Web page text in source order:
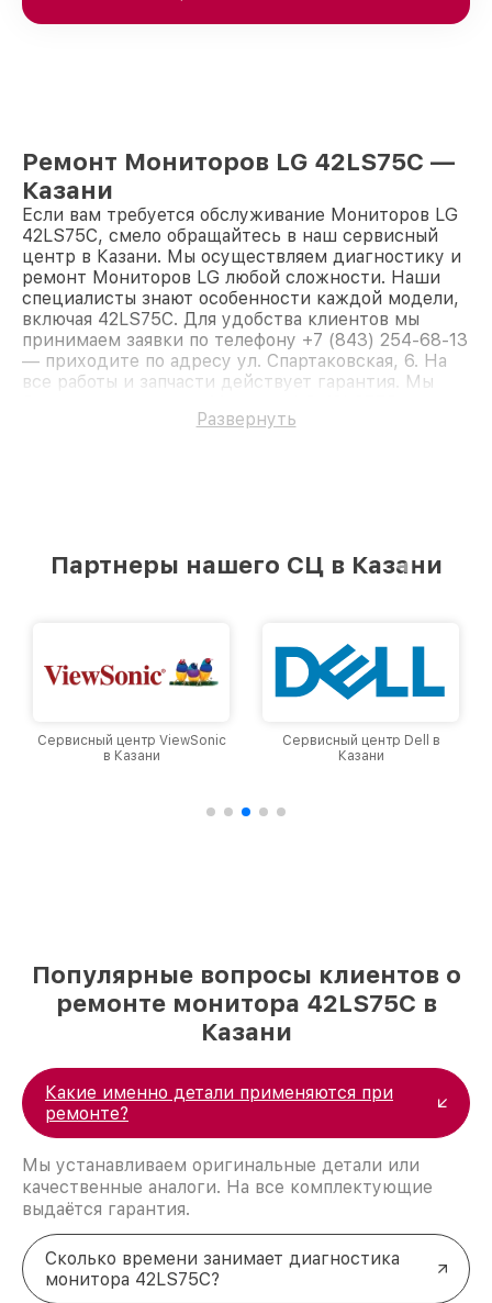
Ремонт Мониторов LG 42LS75C —
Казани
Если вам требуется обслуживание Мониторов LG
42LS75C, смело обращайтесь в наш сервисный
центр в Казани. Мы осуществляем диагностику и
ремонт Мониторов LG любой сложности. Наши
специалисты знают особенности каждой модели,
включая 42LS75C. Для удобства клиентов мы
принимаем заявки по телефону +7 (843) 254-68-13
— приходите по адресу ул. Спартаковская, 6. На
все работы и запчасти действует гарантия. Мы
Развернуть
Партнеры нашего СЦ в Казани
Сервисный центр ViewSonic
в Казани
Сервисный центр Dell в
Казани
Популярные вопросы клиентов о
ремонте монитора 42LS75C в
Казани
Какие именно детали применяются при
ремонте?
Мы устанавливаем оригинальные детали или
качественные аналоги. На все комплектующие
выдаётся гарантия.
Сколько времени занимает диагностика
монитора 42LS75C?